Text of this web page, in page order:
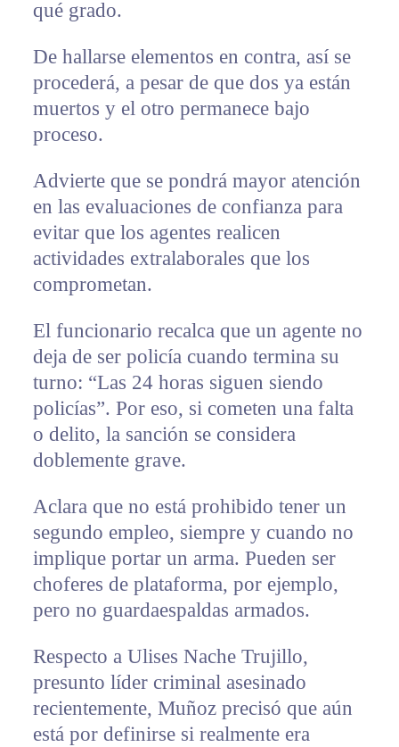
qué grado.
De hallarse elementos en contra, así se
procederá, a pesar de que dos ya están
muertos y el otro permanece bajo
proceso.
Advierte que se pondrá mayor atención
en las evaluaciones de confianza para
evitar que los agentes realicen
actividades extralaborales que los
comprometan.
El funcionario recalca que un agente no
deja de ser policía cuando termina su
turno: “Las 24 horas siguen siendo
policías”. Por eso, si cometen una falta
o delito, la sanción se considera
doblemente grave.
Aclara que no está prohibido tener un
segundo empleo, siempre y cuando no
implique portar un arma. Pueden ser
choferes de plataforma, por ejemplo,
pero no guardaespaldas armados.
Respecto a Ulises Nache Trujillo,
presunto líder criminal asesinado
recientemente, Muñoz precisó que aún
está por definirse si realmente era